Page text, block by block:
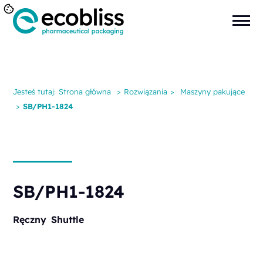
Jesteś tutaj: Strona główna > Rozwiązania >
Maszyny pakujące
> SB/PH1-1824
SB/PH1-1824
Ręczny Shuttle